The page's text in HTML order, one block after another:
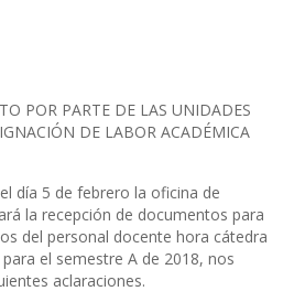
POR PARTE DE LAS UNIDADES
DE LABOR ACADÉMICA
día 5 de febrero la oficina de
la recepción de documentos para
del personal docente hora cátedra
el semestre A de 2018, nos
aclaraciones.